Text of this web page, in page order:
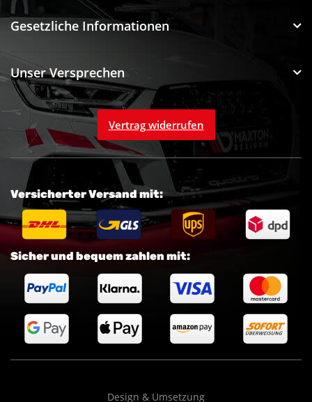
Gesetzliche Informationen
Unser Versprechen
Vertrag widerrufen
Sicher und bequem zahlen mit:
Versicherter Versand mit:
Design & Umsetzung